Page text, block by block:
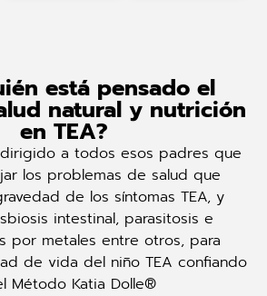
está pensado el
natural y nutrición
en TEA?
a todos esos padres que
los problemas de salud que
de los síntomas TEA, y
intestinal, parasitosis e
por metales entre otros, para
de vida del niño TEA confiando
Método Katia Dolle®